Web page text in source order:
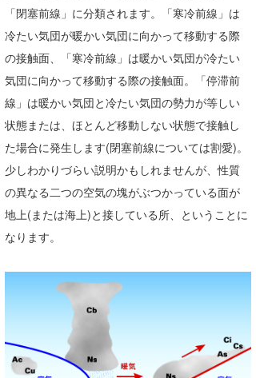
「閉塞前線」に分類されます。「寒冷前線」は
冷たい気団が暖かい気団に向かって移動する際
の接触面、「寒冷前線」は暖かい気団が冷たい
気団に向かって移動する際の接触面。「停滞前
線」は暖かい気団と冷たい気団の勢力が等しい
状態または、ほとんど移動しない状態で接触し
た場合に発生します(閉塞前線については割愛)。
少しわかりづらい説明かもしれませんが、性質
の異なる二つの空気の塊がぶつかっている面が
地上(または海上)と接している所、ということに
なります。
大野”MAR”修聖
喜納海人
H
KID
KOBU
KY
MIN
mitz
S.K
Soulman
waka☆=
YUKI☆